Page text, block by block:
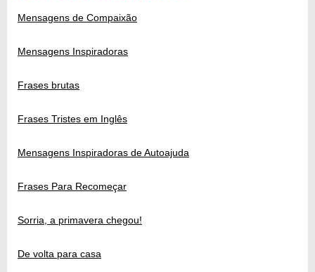
Mensagens de Compaixão
Mensagens Inspiradoras
Frases brutas
Frases Tristes em Inglês
Mensagens Inspiradoras de Autoajuda
Frases Para Recomeçar
Sorria, a primavera chegou!
De volta para casa